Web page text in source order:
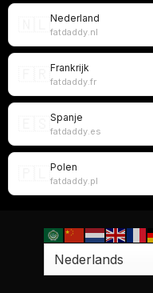
Nederland
fatdaddy.nl
Frankrijk
fatdaddy.fr
Spanje
fatdaddy.es
Polen
fatdaddy.pl